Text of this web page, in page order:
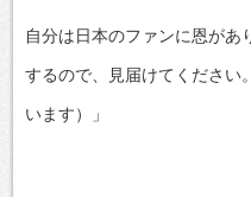
自分は日本のファンに恩があ
するので、見届けてください
います）」